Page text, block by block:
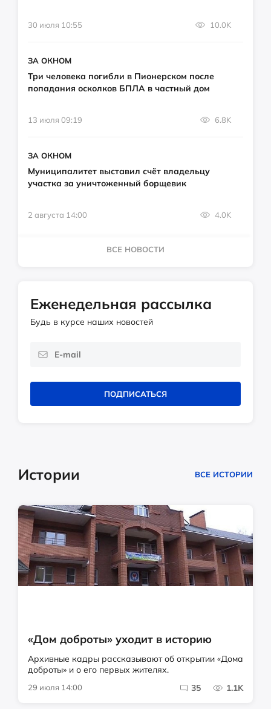
30 июля 10:55 10.0K
ЗА ОКНОМ
Три человека погибли в Пионерском после
попадания осколков БПЛА в частный дом
13 июля 09:19 6.8K
ЗА ОКНОМ
Муниципалитет выставил счёт владельцу
участка за уничтоженный борщевик
2 августа 14:00 4.0K
ВСЕ НОВОСТИ
Еженедельная рассылка
Будь в курсе наших новостей
ПОДПИСАТЬСЯ
Истории ВСЕ ИСТОРИИ
«Дом доброты» уходит в историю
Архивные кадры рассказывают об открытии «Дома
доброты» и о его первых жителях.
29 июля 14:00 35 1.1K